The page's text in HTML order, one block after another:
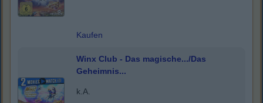
Kaufen
Winx Club - Das magische.../Das
Geheimnis...
k.A.